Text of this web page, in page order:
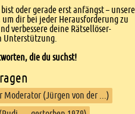
oder gerade erst anfängst – unsere
dir bei jeder Herausforderung zu
verbessere deine Rätsellöser-
Unterstützung.
die du suchst!
Moderator (Jürgen von der ...)